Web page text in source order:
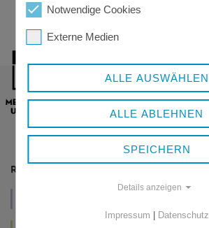
RESSORTS
WIRTSCHAFT
Notwendige Cookies
Externe Medien
ALLE AUSWÄHLEN
ALLE ABLEHNEN
SPEICHERN
Details anzeigen
Impressum Datenschutz